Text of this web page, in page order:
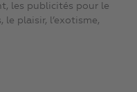
les publicités pour le
plaisir, l’exotisme,